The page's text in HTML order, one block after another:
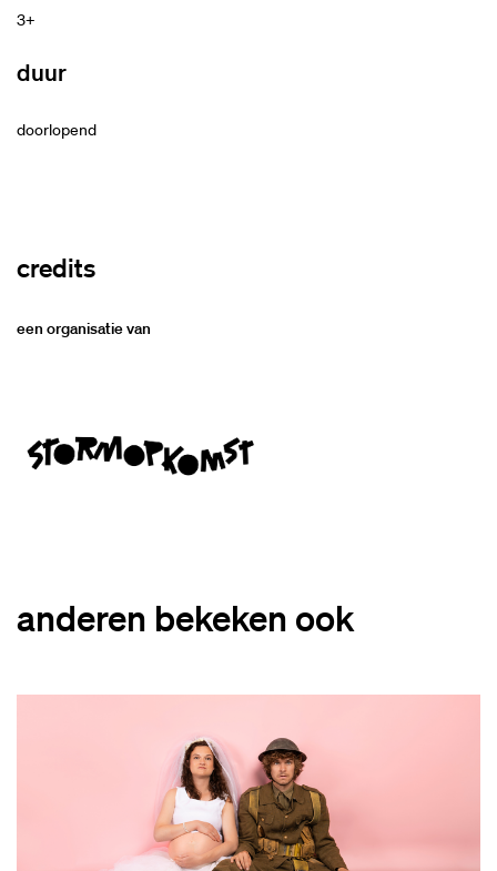
3+
duur
doorlopend
credits
een organisatie van
anderen bekeken ook